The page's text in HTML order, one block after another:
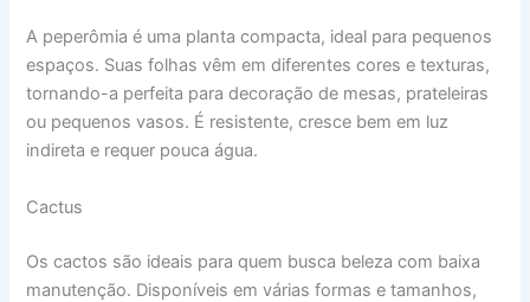
A peperômia é uma planta compacta, ideal para pequenos
espaços. Suas folhas vêm em diferentes cores e texturas,
tornando-a perfeita para decoração de mesas, prateleiras
ou pequenos vasos. É resistente, cresce bem em luz
indireta e requer pouca água.
Cactus
Os cactos são ideais para quem busca beleza com baixa
manutenção. Disponíveis em várias formas e tamanhos,